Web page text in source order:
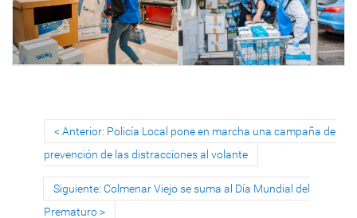
Anterior: Policía Local pone en marcha una campaña de
prevención de las distracciones al volante
Siguiente: Colmenar Viejo se suma al Día Mundial del
Prematuro